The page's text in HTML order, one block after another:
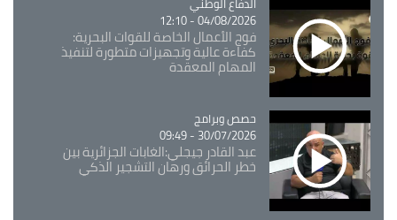
04/08/2026 - 12:10
فوج الأعمال الخاصة للقوات البحرية:
كفاءة عالية وتجهيزات متطورة لتنفيذ
المهام المعقدة
Catégorie
حصص وبرامج
30/07/2026 - 09:49
عبد القادر جيجلي:الغابات الجزائرية بين
خطر الحرائق ورهان التشجير الذكي